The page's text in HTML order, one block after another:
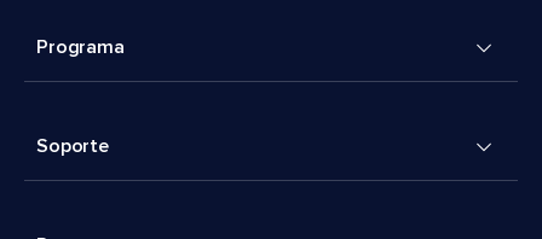
Programa
Soporte